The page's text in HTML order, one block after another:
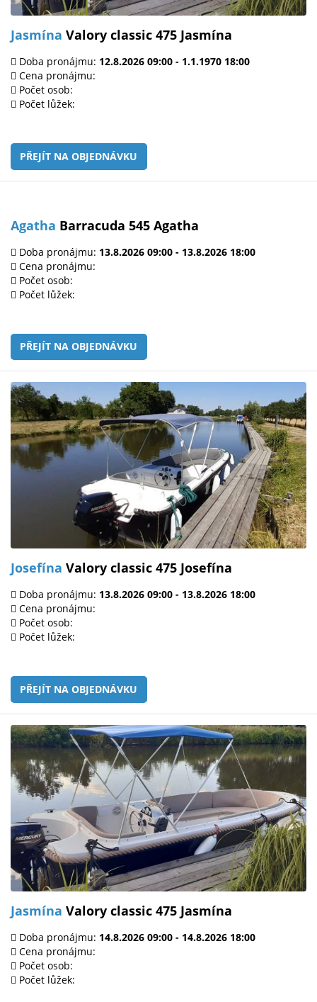
Jasmína Valory classic 475 Jasmína
Doba pronájmu: 12.8.2026 09:00 - 1.1.1970 18:00
Cena pronájmu:
Počet osob:
Počet lůžek:
PŘEJÍT NA OBJEDNÁVKU
Agatha Barracuda 545 Agatha
Doba pronájmu: 13.8.2026 09:00 - 13.8.2026 18:00
Cena pronájmu:
Počet osob:
Počet lůžek:
PŘEJÍT NA OBJEDNÁVKU
Josefína Valory classic 475 Josefína
Doba pronájmu: 13.8.2026 09:00 - 13.8.2026 18:00
Cena pronájmu:
Počet osob:
Počet lůžek:
PŘEJÍT NA OBJEDNÁVKU
Jasmína Valory classic 475 Jasmína
Doba pronájmu: 14.8.2026 09:00 - 14.8.2026 18:00
Cena pronájmu:
Počet osob:
Počet lůžek: